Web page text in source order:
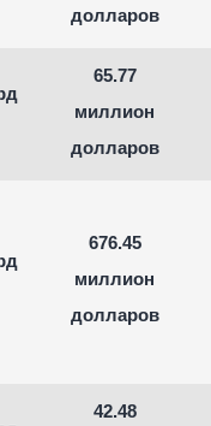
долларов
65.77
миллион
долларов
676.45
миллион
долларов
42.48